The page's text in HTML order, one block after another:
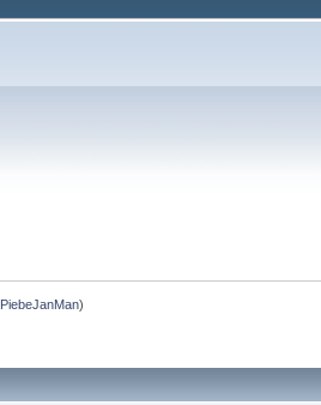
PiebeJanMan)